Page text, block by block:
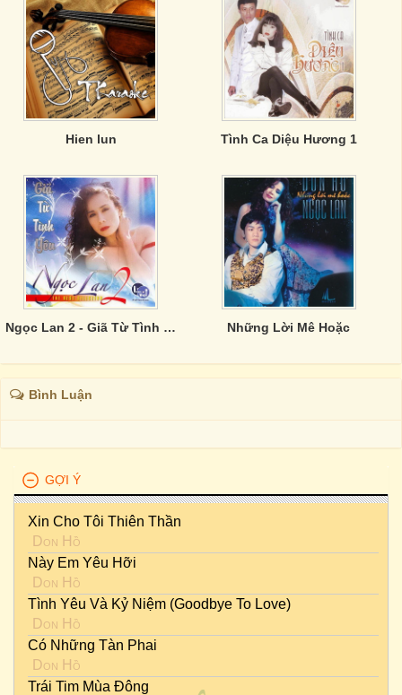
Hien lun Tình Ca Diệu Hương 1
Ngọc Lan 2 - Giã Từ Tình Yêu Những Lời Mê Hoặc
Bình Luận
GỢI Ý
Xin Cho Tôi Thiên Thần
Don Hồ
Này Em Yêu Hỡi
Don Hồ
Tình Yêu Và Kỷ Niệm (Goodbye To Love)
Don Hồ
Có Những Tàn Phai
Don Hồ
Trái Tim Mùa Đông